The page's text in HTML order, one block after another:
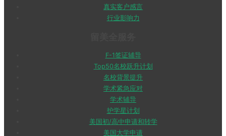
真实客户感言
行业影响力
F-1签证辅导
Top50名校跃升计划
名校背景提升
学术紧急应对
学术辅导
护学星计划
美国初/高中申请和转学
美国大学申请